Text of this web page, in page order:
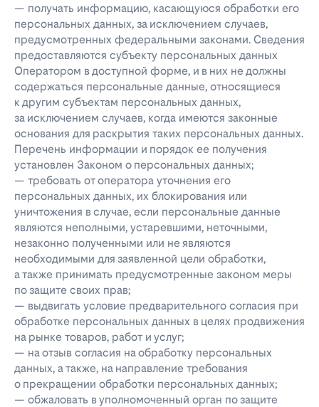
— получать информацию, касающуюся обработки его
персональных данных, за исключением случаев,
предусмотренных федеральными законами. Сведения
предоставляются субъекту персональных данных
Оператором в доступной форме, и в них не должны
содержаться персональные данные, относящиеся
к другим субъектам персональных данных,
за исключением случаев, когда имеются законные
основания для раскрытия таких персональных данных.
Перечень информации и порядок ее получения
установлен Законом о персональных данных;
— требовать от оператора уточнения его
персональных данных, их блокирования или
уничтожения в случае, если персональные данные
являются неполными, устаревшими, неточными,
незаконно полученными или не являются
необходимыми для заявленной цели обработки,
а также принимать предусмотренные законом меры
по защите своих прав;
— выдвигать условие предварительного согласия при
обработке персональных данных в целях продвижения
на рынке товаров, работ и услуг;
— на отзыв согласия на обработку персональных
данных, а также, на направление требования
о прекращении обработки персональных данных;
— обжаловать в уполномоченный орган по защите